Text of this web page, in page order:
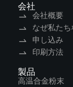
会社
会社概要
なぜ私たち
申し込み
印刷方法
製品
高温合金粉末